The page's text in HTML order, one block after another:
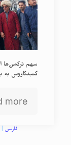
سهم ترکمن‌ها
گنبدکاووس به
more
فارسی |